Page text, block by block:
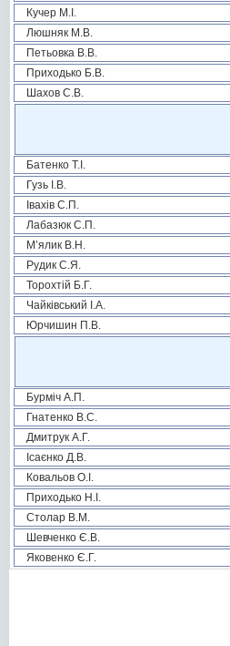
Кучер М.І.
Люшняк М.В.
Петьовка В.В.
Приходько Б.В.
Шахов С.В.
Батенко Т.І.
Гузь І.В.
Івахів С.П.
Лабазюк С.П.
М’ялик В.Н.
Рудик С.Я.
Торохтій Б.Г.
Чайківський І.А.
Юрчишин П.В.
Бурміч А.П.
Гнатенко В.С.
Дмитрук А.Г.
Ісаєнко Д.В.
Ковальов О.І.
Приходько Н.І.
Столар В.М.
Шевченко Є.В.
Яковенко Є.Г.